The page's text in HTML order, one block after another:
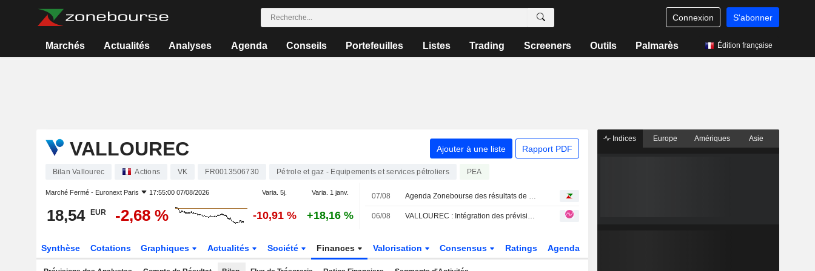
Connexion S'abonner
Marchés Actualités Analyses Agenda Conseils Portefeuilles Listes Trading Screeners Outils Palmarès Édition française
VALLOUREC Ajouter à une liste Rapport PDF
Bilan Vallourec Actions VK FR0013506730 Pétrole et gaz - Equipements et services pétroliers PEA
Marché Fermé - Euronext Paris 17:55:00 07/08/2026 Varia. 5j. Varia. 1 janv.
18,54 EUR -2,68 % -10,91 % +18,16 %
07/08 Agenda Zonebourse des résultats de sociétés : semaine du 10 au 14 août 2026
06/08 VALLOUREC : Intégration des prévisions pour l'exercice 2026
Synthèse Cotations Graphiques Actualités Société Finances Valorisation Consensus Ratings Agenda
Indices Europe Amériques Asie